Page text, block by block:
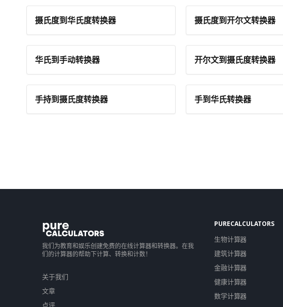
摄氏度到华氏度转换器 摄氏度到开尔文转换器
华氏到手动转换器 开尔文到摄氏度转换器
手持到摄氏度转换器 手到华氏转换器
我们为教育和娱乐创建免费的在线计算器和转换器。在我
们的计算器的帮助下计算、转换和计数！
关于我们
文章
PURECALCULATORS
生物计算器
建筑计算器
金融计算器
健康计算器
数学计算器